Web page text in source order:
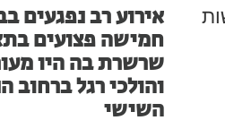
אירוע רב נפגעים
חמישה פצועים
שרשרת בה היו
והולכי רגל ברחוב
השישי